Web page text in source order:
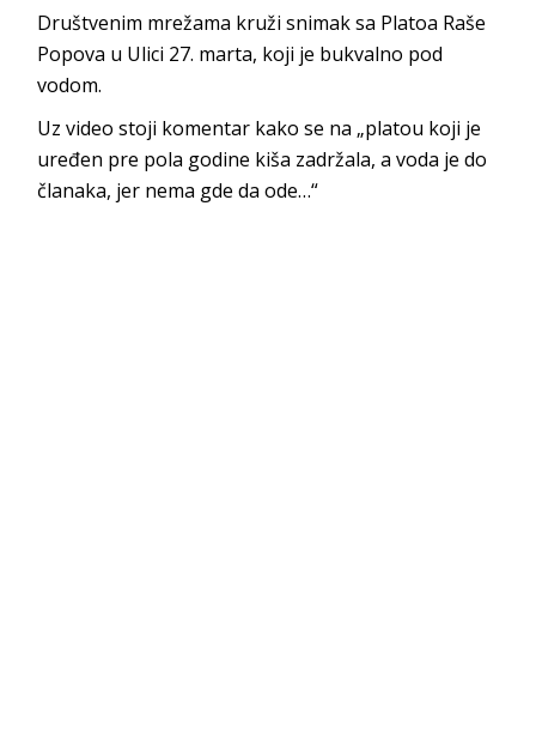
Društvenim mrežama kruži snimak sa Platoa Raše
Popova u Ulici 27. marta, koji je bukvalno pod
vodom.
Uz video stoji komentar kako se na „platou koji je
uređen pre pola godine kiša zadržala, a voda je do
članaka, jer nema gde da ode…“